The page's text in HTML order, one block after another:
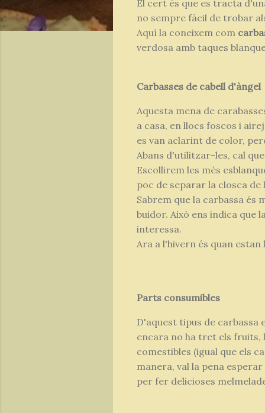
El cert és que es tracta
no sempre fàcil de trobar
Aquí la coneixem com
verdosa amb taques
Carbasses de cabell d'àngel
Aquesta mena de
a casa, en llocs foscos i
es van aclarint de color,
Abans d'utilitzar-les, cal
Escollirem les més
poc de separar la closca
Sabrem que la carbassa és
buidor. Això ens indica que
interessa.
Ara a l'hivern és quan
Parts consumibles
D'aquest tipus de carbassa
encara no ha tret els fruits,
comestibles (igual que els
manera, val la pena
per fer delicioses